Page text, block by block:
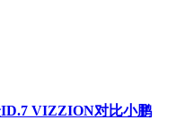
ID.7 VIZZION对比小鹏